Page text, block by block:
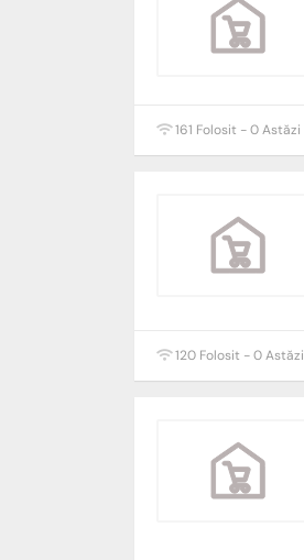
161 Folosit - 0 Astăzi
120 Folosit - 0 Astăzi